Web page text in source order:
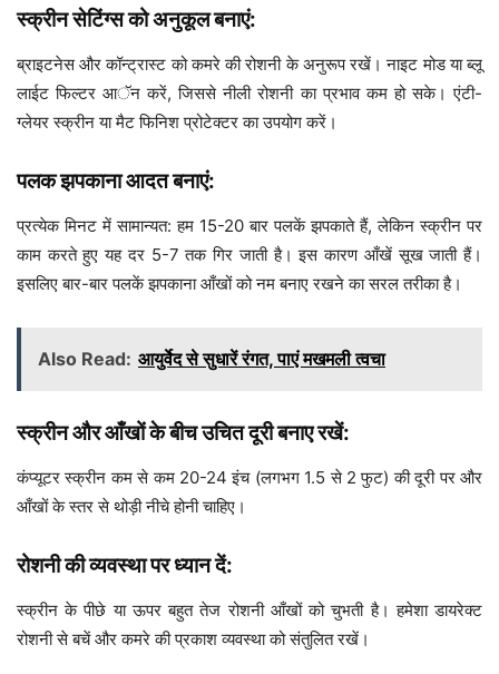
स्क्रीन सेटिंग्स को अनुकूल बनाएं:
ब्राइटनेस और कॉन्ट्रास्ट को कमरे की रोशनी के अनुरूप रखें। नाइट मोड या ब्लू
लाईट फिल्टर आॅन करें, जिससे नीली रोशनी का प्रभाव कम हो सके। एंटी-
ग्लेयर स्क्रीन या मैट फिनिश प्रोटेक्टर का उपयोग करें।
पलक झपकाना आदत बनाएं:
प्रत्येक मिनट में सामान्यत: हम 15-20 बार पलकें झपकाते हैं, लेकिन स्क्रीन पर
काम करते हुए यह दर 5-7 तक गिर जाती है। इस कारण आँखें सूख जाती हैं।
इसलिए बार-बार पलकें झपकाना आँखों को नम बनाए रखने का सरल तरीका है।
Also Read: आयुर्वेद से सुधारें रंगत, पाएं मखमली त्वचा
स्क्रीन और आँखों के बीच उचित दूरी बनाए रखें:
कंप्यूटर स्क्रीन कम से कम 20-24 इंच (लगभग 1.5 से 2 फुट) की दूरी पर और
आँखों के स्तर से थोड़ी नीचे होनी चाहिए।
रोशनी की व्यवस्था पर ध्यान दें:
स्क्रीन के पीछे या ऊपर बहुत तेज रोशनी आँखों को चुभती है। हमेशा डायरेक्ट
रोशनी से बचें और कमरे की प्रकाश व्यवस्था को संतुलित रखें।